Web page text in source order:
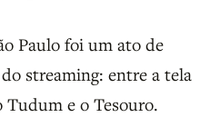
Paulo foi um ato de
streaming: entre a tela
Tudum e o Tesouro.